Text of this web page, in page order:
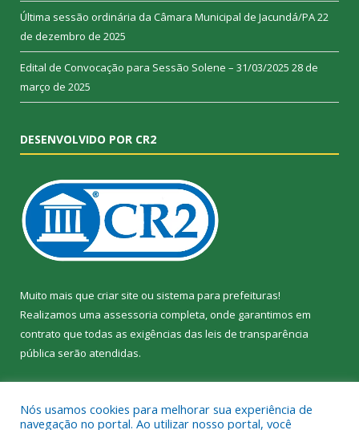
Última sessão ordinária da Câmara Municipal de Jacundá/PA22
de dezembro de 2025
Edital de Convocação para Sessão Solene – 31/03/2025 28 de
março de 2025
DESENVOLVIDO POR CR2
Muito mais que criar site ou sistema para prefeituras!
Realizamos uma assessoria completa, onde garantimos em
contrato que todas as exigências das leis de transparência
pública serão atendidas.
Nós usamos cookies para melhorar sua experiência de
navegação no portal. Ao utilizar nosso portal, você